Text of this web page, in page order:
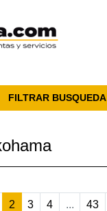
FILTRAR BUSQUEDA
2 3 4 ... 43